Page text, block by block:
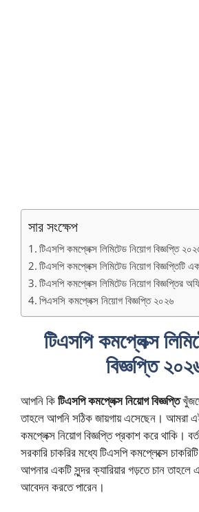
সার সংক্ষেপ
টিএসপি কমপ্লেক্স লিমিটেড নিয়োগ বিজ্ঞপ্তি
টিএসপি কমপ্লেক্স লিমিটেড নিয়োগ বিজ্ঞপ্তিটি
টিএসপি কমপ্লেক্স লিমিটেড নিয়োগ বিজ্ঞপ্তির
পিএসসি কমপ্লেক্স নিয়োগ বিজ্ঞপ্তি ২০২৬
টিএসপি কমপ্লেক্স
বিজ্ঞপ্তি
আপনি কিটিএসপি কমপ্লেক্স নিয়োগ বিজ্ঞপ্তি
তাহলে আপনি সঠিক জায়গায় এসেছেন। আমরা
কমপ্লেক্স নিয়োগ বিজ্ঞপ্তি প্রকাশ করে থাকি।
সরকারি চাকরির মধ্যে টিএসপি কমপ্লেক্সে
আপনার একটি সুন্দর ক্যারিয়ার গড়তে চান তাহলে
আবেদন করতে পারেন।